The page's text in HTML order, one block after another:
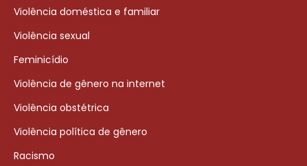
Violência doméstica e familiar
Violência sexual
Feminicídio
Violência de gênero na internet
Violência obstétrica
Violência política de gênero
Racismo